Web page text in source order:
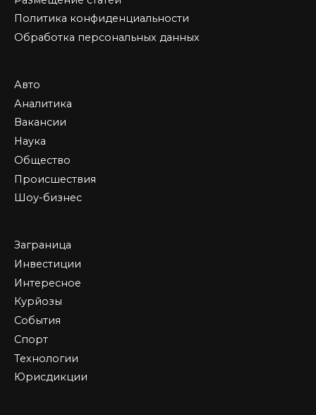
Политика конфиденциальности
Обработка персональных данных
Авто
Аналитика
Вакансии
Наука
Общество
Происшествия
Шоу-бизнес
Заграница
Инвестиции
Интересное
Курйозы
События
Спорт
Технологии
Юрисдикции